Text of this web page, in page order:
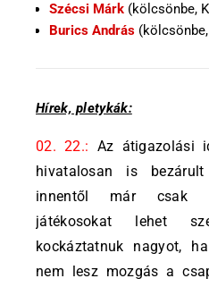
Szécsi Márk (kölcsönbe,
Burics András
Hírek, pletykák:
02. 22.: Az átigazolási
hivatalosan is
innentől már csak
játékosokat lehet
kockáztatnuk nagyot,
nem lesz mozgás a